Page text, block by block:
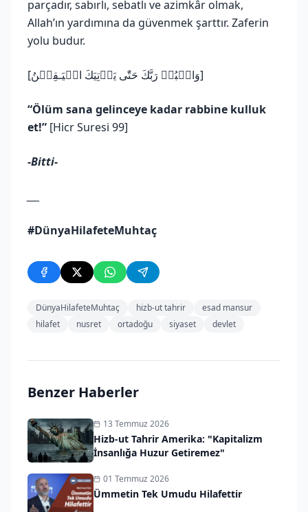
parçadır, sabırlı, sebatlı ve azimkâr olmak,
Allah’ın yardımına da güvenmek şarttır. Zaferin
yolu budur.
[وَاعۡبُدۡ رَبَّكَ حَتّٰى يَاۡتِيَكَ الۡيَـقِيۡنُ]
“Ölüm sana gelinceye kadar rabbine kulluk
et!” [Hicr Suresi 99]
-Bitti-
#DünyaHilafeteMuhtaç
DünyaHilafeteMuhtaç hizb-ut tahrir
esad mansur
hilafet
nusret ortadoğu siyaset devlet
Benzer Haberler
13 Temmuz 2026
Hizb-ut Tahrir Amerika: "Kapitalizm
İnsanlığa Huzur Getiremez"
01 Temmuz 2026
Ümmetin Tek Umudu Hilafettir